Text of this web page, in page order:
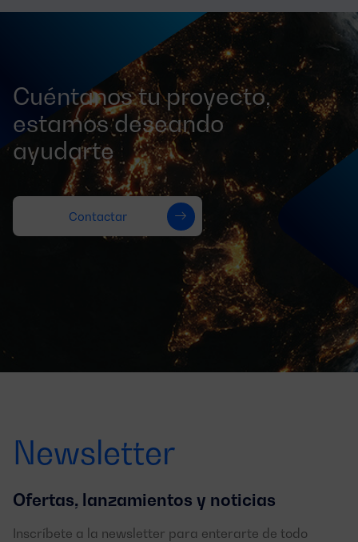
Cuéntanos tu proyecto,
estamos deseando
ayudarte
Contactar
Newsletter
Ofertas, lanzamientos y noticias
Inscríbete a la newsletter para enterarte de todo